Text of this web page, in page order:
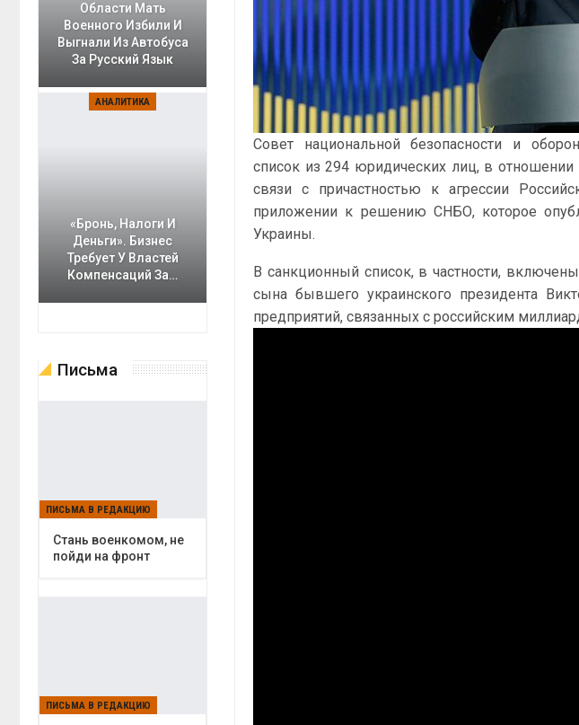
Совет национальной безопасности и
список из 294 юридических лиц, в
связи с причастностью к агрессии
приложении к решению СНБО, которое
Украины.
В санкционный список, в частности,
сына бывшего украинского президента
предприятий, связанных с российским
Области Мать
Военного Избили И
Выгнали Из Автобуса
За Русский Язык
АНАЛИТИКА
«Бронь, Налоги И
Деньги». Бизнес
Требует У Властей
Компенсаций За…
Письма
ПИСЬМА В РЕДАКЦИЮ
Cтань военкомом, не
пойди на фронт
ПИСЬМА В РЕДАКЦИЮ